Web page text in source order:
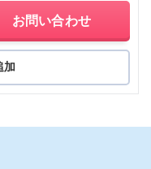
お問い合わせ
加